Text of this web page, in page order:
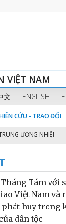
VIỆT NAM
文 ENGLISH
CỨU - TRAO ĐỔI
NHIỆM KỲ 2026 -
Tháng Tám với
Việt Nam và
phát huy trong
dân tộc